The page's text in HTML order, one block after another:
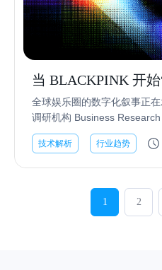
当 BLACKPINK 开
让虚拟偶像具备“实
全球娱乐圈的数字化叙事正
调研机构 Business Research
虚拟偶像与数字分身市场规
元。由于...
技术解析 行业趋势
1 2